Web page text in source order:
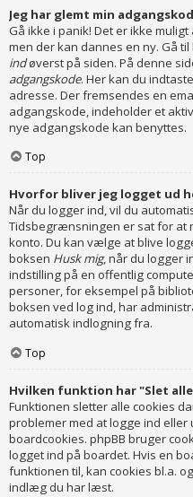
Jeg har glemt min
Gå ikke i panik! Det er ikke
men der kan dannes en ny. Gå
indøverst på siden. På denne
adgangskode. Her kan du
adresse. Der fremsendes en
adgangskode, indeholder et
nye adgangskode kan benyttes.
Top
Hvorfor bliver jeg logget ud
Når du logger ind, vil du
Tidsbegrænsningen er sat for at
konto. Du kan vælge at blive
boksen Husk mig, når du logger
indstilling på en offentlig
personer, for eksempel på
boksen ved log ind, har
automatisk indlogning fra.
Top
Hvilken funktion har "Slet
Funktionen sletter alle cookies
problemer med at logge ind
boardcookies. phpBB bruger
logget ind på boardet. Hvis en
funktionen til, kan cookies bl.a.
indlæg du har læst.